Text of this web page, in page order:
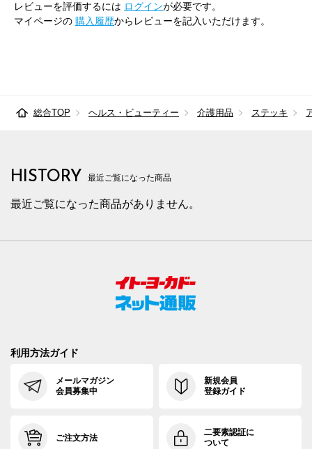
レビューを評価するには ログインが必要です。
マイページの 購入履歴からレビューを記入いただけます。
総合TOP ヘルス・ビューティー 介護用品 ステッキ
HISTORY 最近ご覧になった商品
最近ご覧になった商品がありません。
利用方法ガイド
メールマガジン
会員募集中
新規会員
登録ガイド
ご注文方法
二要素認証に
ついて